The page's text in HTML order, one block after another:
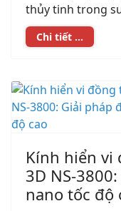
thủy tinh trong
Chi tiết ...
Kính hiển vi
3D NS-
nano tốc độ